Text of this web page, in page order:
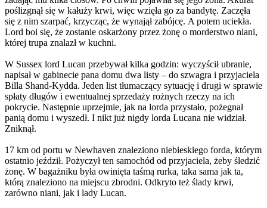
poślizgnął się w kałuży krwi, więc wzięła go za bandytę. Zaczęła
się z nim szarpać, krzycząc, że wynajął zabójcę. A potem uciekła.
Lord boi się, że zostanie oskarżony przez żonę o morderstwo niani,
której trupa znalazł w kuchni.
W Sussex lord Lucan przebywał kilka godzin: wyczyścił ubranie,
napisał w gabinecie pana domu dwa listy – do szwagra i przyjaciela
Billa Shand-Kydda. Jeden list tłumaczący sytuację i drugi w sprawie
spłaty długów i ewentualnej sprzedaży rożnych rzeczy na ich
pokrycie. Następnie uprzejmie, jak na lorda przystało, pożegnał
panią domu i wyszedł. I nikt już nigdy lorda Lucana nie widział.
Zniknął.
17 km od portu w Newhaven znaleziono niebieskiego forda, którym
ostatnio jeździł. Pożyczył ten samochód od przyjaciela, żeby śledzić
żonę. W bagażniku była owinięta taśmą rurka, taka sama jak ta,
którą znaleziono na miejscu zbrodni. Odkryto też ślady krwi,
zarówno niani, jak i lady Lucan.